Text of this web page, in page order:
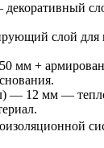
слой для
мм +
— 12 мм —